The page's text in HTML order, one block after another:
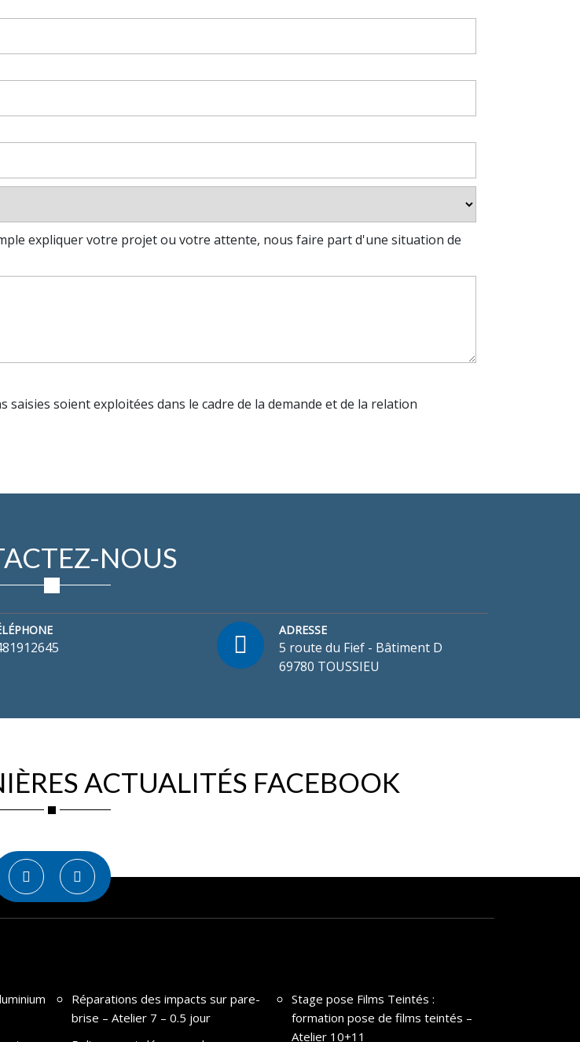
expliquer votre projet ou votre attente, nous faire part d'une situation de
soient exploitées dans le cadre de la demande et de la relation
NOUS
ADRESSE
5 route du Fief - Bâtiment D
69780 TOUSSIEU
ACTUALITÉS FACEBOOK
Réparations des impacts sur pare-
brise – Atelier 7 – 0.5 jour
Stage pose Films Teintés :
formation pose de films teintés –
Atelier 10+11